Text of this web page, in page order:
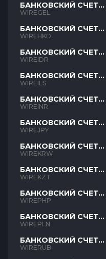
БАНКОВСКИЙ СЧЕТ
GEL
WIREGEL
БАНКОВСКИЙ СЧЕТ
HKD
WIREHKD
БАНКОВСКИЙ СЧЕТ
IDR
WIREIDR
БАНКОВСКИЙ СЧЕТ
ILS
WIREILS
БАНКОВСКИЙ СЧЕТ
INR
WIREINR
БАНКОВСКИЙ СЧЕТ
JPY
WIREJPY
БАНКОВСКИЙ СЧЕТ
KRW
WIREKRW
БАНКОВСКИЙ СЧЕТ
KZT
WIREKZT
БАНКОВСКИЙ СЧЕТ
PHP
WIREPHP
БАНКОВСКИЙ СЧЕТ
PLN
WIREPLN
БАНКОВСКИЙ СЧЕТ
RUB
WIRERUB